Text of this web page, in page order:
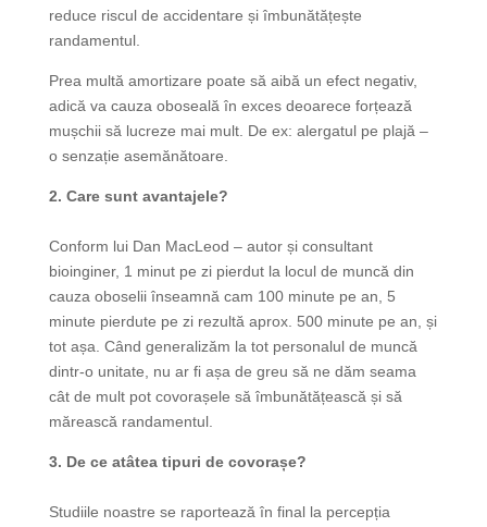
reduce riscul de accidentare și îmbunătățește
randamentul.
Prea multă amortizare poate să aibă un efect negativ,
adică va cauza oboseală în exces deoarece forțează
mușchii să lucreze mai mult. De ex: alergatul pe plajă –
o senzație asemănătoare.
2. Care sunt avantajele?
Conform lui Dan MacLeod – autor și consultant
bioinginer, 1 minut pe zi pierdut la locul de muncă din
cauza oboselii înseamnă cam 100 minute pe an, 5
minute pierdute pe zi rezultă aprox. 500 minute pe an, și
tot așa. Când generalizăm la tot personalul de muncă
dintr-o unitate, nu ar fi așa de greu să ne dăm seama
cât de mult pot covorașele să îmbunătățească și să
mărească randamentul.
3. De ce atâtea tipuri de covorașe?
Studiile noastre se raportează în final la percepția